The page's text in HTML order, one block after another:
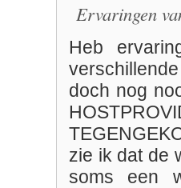
Ervaringen
Heb
doch nog
zie ik dat de
soms een